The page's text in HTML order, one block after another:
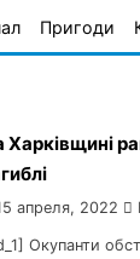
Пригоди
Харківщині
апреля, 2022
Окупанти